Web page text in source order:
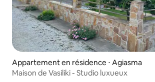
Appartement en résidence ⋅ Agiasma
Maison de Vasiliki - Studio luxueux